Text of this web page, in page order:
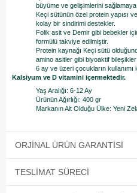
büyüme ve gelişimlerini sağlamaya
Keçi sütünün özel protein yapısı
kolay bir sindirimi destekler.
Folik asit ve Demir gibi bebekler
formülü takviye edilmiştir.
Protein kaynağı Keçi sütü
amino asitler gibi biyoaktif
6 ay ve üzeri çocukların kullanımı
Kalsiyum ve D vitamini içermektedir.
Yaş Aralığı: 6-12 Ay
Ürünün Ağırlığı: 400 gr
Markanın Ait Olduğu Ülke: Yeni
ORJINAL ÜRÜN GARANTISI
TESLIMAT SÜRECI